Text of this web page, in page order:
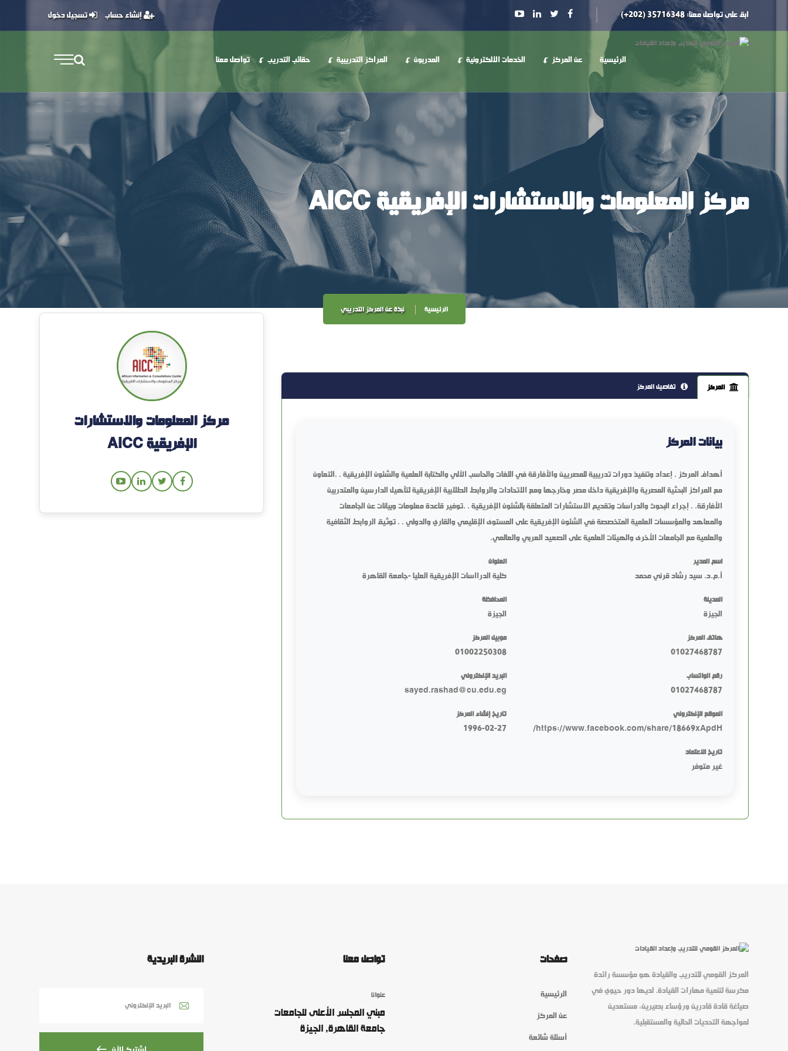
إنشاء حساب تسجيل دخول ابق على تواصل معنا:35716348 (202+)
الرئيسية عن المركز الخدمات الالكترونية المدربون المراكز التدريبية حقائب التدريب تواصل معنا
مركز المعلومات والاستشارات الإفريقية AICC
الرئيسية نبذة عن المركز التدريبي
المركز تفاصيل المركز
بيانات المركز
أهداف المركز . إعداد وتنفيذ دورات تدريبية للمصريين والأفارقة في اللغات والحاسب الآلي والكتابة العلمية والشئون الإفريقية . .التعاون
مع المراكز البحثية المصرية والإفريقية داخل مصر وخارجها ومع الاتحادات والروابط الطلابية الإفريقية لتأهيل الدارسين والمتدربين
الأفارقة. . إجراء البحوث والدراسات وتقديم الاستشارات المتعلقة بالشئون الإفريقية . .توفير قاعدة معلومات وبيانات عن الجامعات
والمعاهد والمؤسسات العلمية المتخصصة في الشئون الإفريقية على المستوى الإقليمي والقاري والدولي . . توثيق الروابط الثقافية
والعلمية مع الجامعات الأخرى والهيئات العلمية على الصعيد العربي والعالمي.
اسم المدير
أ.م.د. سيد رشاد قرني محمد
العنوان
كلية الدرااسات الإفريقية العليا -جامعة القاهرة
المدينة
الجيزة
المحافظة
الجيزة
هاتف المركز
01027468787
موبيل المركز
01002250308
رقم الواتساب
01027468787
البريد الإلكتروني
sayed.rashad@cu.edu.eg
الموقع الإلكتروني
https://www.facebook.com/share/18669xApdH/
تاريخ إنشاء المركز
1996-02-27
تاريخ الاعتماد
غير متوفر
مركز المعلومات والاستشارات
الإفريقية AICC
المركز القومي للتدريب والقيادة هو مؤسسة رائدة
مكرسة لتنمية مهارات القيادة. لديها دور حيوي في
صياغة قادة قادرين ورؤساء بصيرين، مستعدين
لمواجهة التحديات الحالية والمستقبلية.
صفحات
الرئيسية
عن المركز
أسئلة شائعة
تواصل معنا
عنوانا
مبني المجلس الأعلى للجامعات
جامعة القاهرة, الجيزة
النشرة البريدية